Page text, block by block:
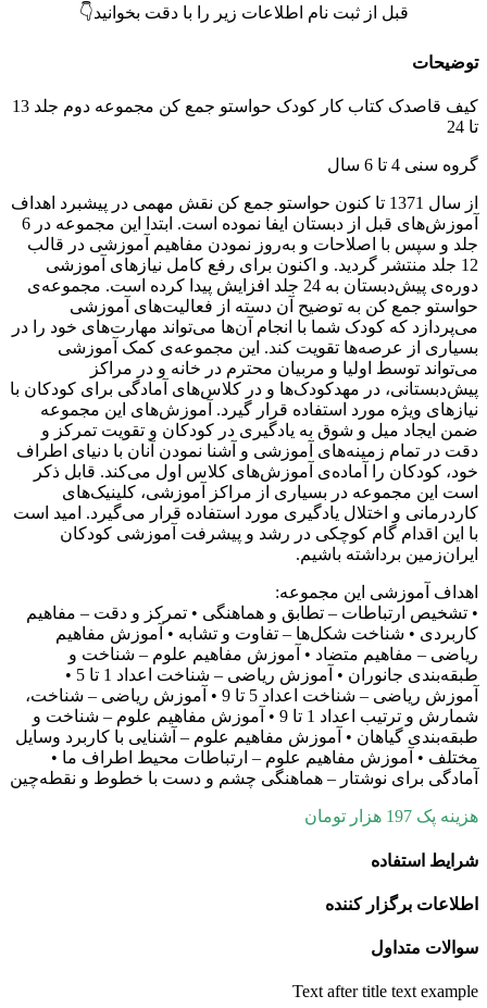
قبل از ثبت نام اطلاعات زیر را با دقت بخوانید👇
کیف قاصدک کتاب کار کودک حواستو جمع کن مجموعه دوم جلد 13
سنی 4 تا 6 سال
از سال 1371 تا کنون حواستو جمع کن نقش مهمی در پیشبرد اهداف
آموزش‌های قبل از دبستان ایفا نموده است. ابتدا این مجموعه در 6
و سپس با اصلاحات و به‌روز نمودن مفاهیم آموزشی در قالب
12 جلد منتشر گردید. و اکنون برای رفع کامل نیازهای آموزشی
دوره‌ی پیش‌دبستان به 24 جلد افزایش پیدا کرده‌ است. مجموعه‌ی
جمع کن به توضیح آن دسته از فعالیت‌های آموزشی
که کودک شما با انجام آن‌ها می‌تواند مهارت‌های خود را در
از عرصه‌ها تقویت کند. این مجموعه‌ی کمک آموزشی
توسط اولیا و مربیان محترم در خانه و در مراکز
در مهدکودک‌ها و در کلاس‌های آمادگی برای کودکان با
ویژه مورد استفاده قرار گیرد. آموزش‌های این مجموعه
ایجاد میل و شوق به یادگیری در کودکان و تقویت تمرکز و
در تمام زمینه‌های آموزشی و آشنا نمودن آنان با دنیای اطراف
کودکان را آماده‌ی آموزش‌های کلاس اول می‌کند. قابل ذکر
این مجموعه در بسیاری از مراکز آموزشی، کلینیک‌های
و اختلال یادگیری مورد استفاده قرار می‌گیرد. امید است
این اقدام گام کوچکی در رشد و پیشرفت آموزشی کودکان
برداشته باشیم.
آموزشی این مجموعه‌:
تشخیص ارتباطات – تطابق و هماهنگی • تمرکز و دقت – مفاهیم
• شناخت شکل‌ها – تفاوت و تشابه • آموزش مفاهیم
– مفاهیم متضاد • آموزش مفاهیم علوم – شناخت و
طبقه‌بندی جانوران • آموزش ریاضی – شناخت اعداد 1 تا 5 •
آموزش ریاضی – شناخت اعداد 5 تا 9 • آموزش ریاضی – شناخت،
شمارش و ترتیب اعداد 1 تا 9 • آموزش مفاهیم علوم – شناخت و
گیاهان • آموزش مفاهیم علوم – آشنایی با کاربرد وسایل
• آموزش مفاهیم علوم – ارتباطات محیط اطراف ما •
برای نوشتار – هماهنگی چشم و دست با خطوط و نقطه‌چین
پک 197 هزار تومان
استفاده
برگزار کننده
متداول
Text after title text